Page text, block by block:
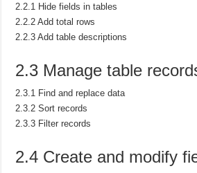
2.2.1 Hide fields in tables
2.2.2 Add total rows
2.2.3 Add table descriptions
2.3 Manage table
2.3.1 Find and replace data
2.3.2 Sort records
2.3.3 Filter records
2.4 Create and modify